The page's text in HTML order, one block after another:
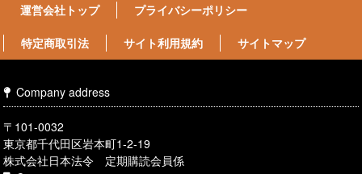
運営会社トップ プライバシーポリシー
特定商取引法 サイト利用規約 サイトマップ
Company address
〒101-0032
東京都千代田区岩本町1-2-19
株式会社日本法令 定期購読会員係